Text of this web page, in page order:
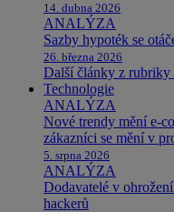
14. dubna 2026
ANALÝZA
Sazby hypoték se
26. března 2026
Další články z rubriky
Technologie
ANALÝZA
Nové trendy mění e-
zákazníci se mění v
5. srpna 2026
ANALÝZA
Dodavatelé v
hackerů